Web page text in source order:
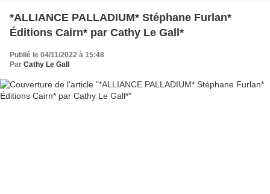
*ALLIANCE PALLADIUM* Stéphane Furlan*
Éditions Cairn* par Cathy Le Gall*
Publié le 04/11/2022 à 15:48
Par Cathy Le Gall